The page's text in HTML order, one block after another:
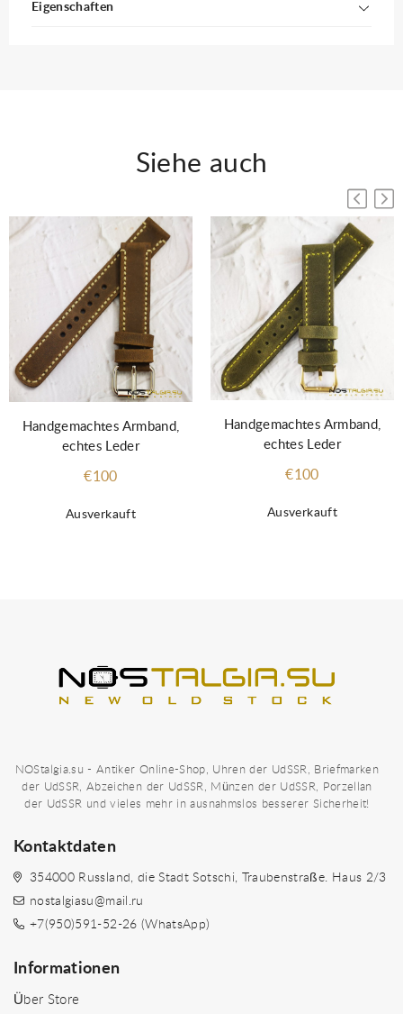
Eigenschaften
Siehe auch
Ausverkauft
Handgemachtes Armband,
echtes Leder
€100
Ausverkauft
Handgemachtes Armband,
echtes Leder
€100
NOStalgia.su - Antiker Online-Shop, Uhren der UdSSR, Briefmarken
der UdSSR, Abzeichen der UdSSR, Münzen der UdSSR, Porzellan
der UdSSR und vieles mehr in ausnahmslos besserer Sicherheit!
Kontaktdaten
354000 Russland, die Stadt Sotschi, Traubenstraße. Haus 2/3
nostalgiasu@mail.ru
+7(950)591-52-26 (WhatsApp)
Informationen
Über Store